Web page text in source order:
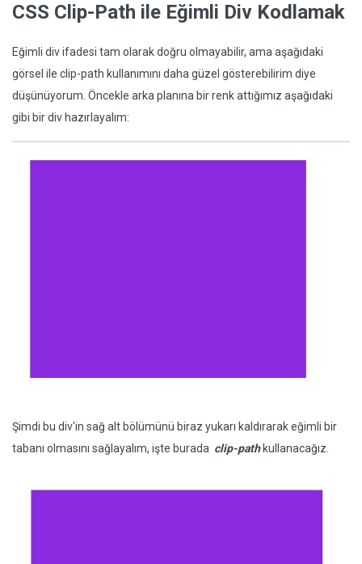
CSS Clip-Path ile Eğimli Div Kodlamak
Eğimli div ifadesi tam olarak doğru olmayabilir, ama aşağıdaki
görsel ile clip-path kullanımını daha güzel gösterebilirim diye
düşünüyorum. Öncekle arka planına bir renk attığımız aşağıdaki
gibi bir div hazırlayalım:
Şimdi bu div'in sağ alt bölümünü biraz yukarı kaldırarak eğimli bir
tabanı olmasını sağlayalım, işte burada clip-pathkullanacağız.